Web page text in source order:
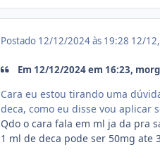
Postado 12/12/2024 às 19:28 12/
Em 12/12/2024 em 16:23,
Cara eu estou tirando uma
deca, como eu disse vou aplicar
Qdo o cara fala em ml ja da pra
1 ml de deca pode ser 50mg ate